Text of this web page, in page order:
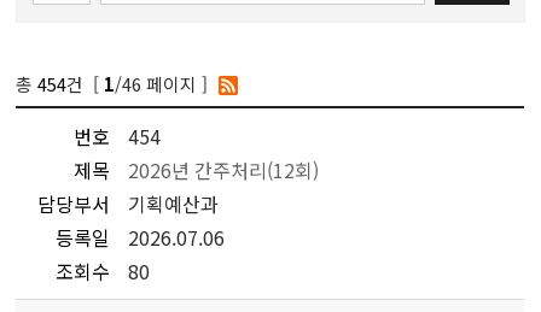
총454건 [ 1/46 페이지 ]
번호
454
제목
2026년 간주처리(12회)
담당부서
기획예산과
등록일
2026.07.06
조회수
80